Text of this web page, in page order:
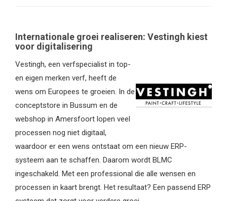
Internationale groei realiseren: Vestingh kiest
voor digitalisering
Vestingh, een verfspecialist in top-
en eigen merken verf, heeft de
wens om Europees te groeien. In de
conceptstore in Bussum en de
webshop in Amersfoort lopen veel
processen nog niet digitaal,
waardoor er een wens ontstaat om een nieuw ERP-
systeem aan te schaffen. Daarom wordt BLMC
ingeschakeld. Met een professional die alle wensen en
processen in kaart brengt. Het resultaat? Een passend ERP